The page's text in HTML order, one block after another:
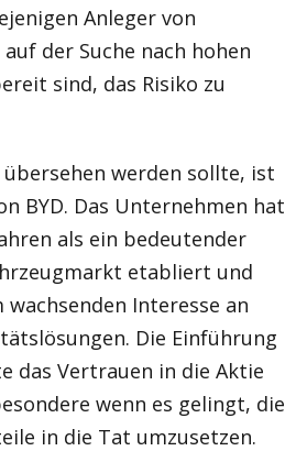
Anleger von
der Suche nach hohen
sind, das Risiko zu
werden sollte, ist
BYD. Das Unternehmen hat
als ein bedeutender
etabliert und
Interesse an
Die Einführung
das Vertrauen in die Aktie
wenn es gelingt, die
in die Tat umzusetzen.